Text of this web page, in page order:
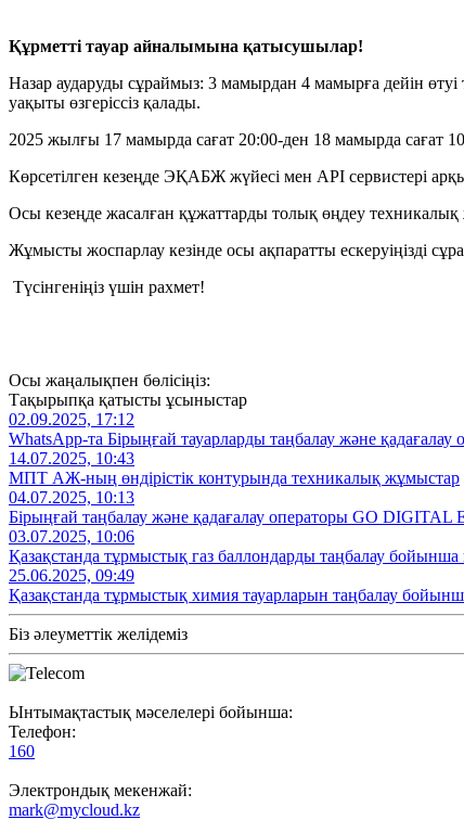
Құрметті тауар айналымына қатысушылар!
Назар аударуды сұраймыз: 3 мамырдан 4 мамырға дейін
уақыты өзгеріссіз қалады.
2025 жылғы 17 мамырда сағат 20:00-ден 18 мамырда сағат
Көрсетілген кезеңде ЭҚАБЖ жүйесі мен API сервистері
Осы кезеңде жасалған құжаттарды толық өңдеу
Жұмысты жоспарлау кезінде осы ақпаратты ескеруіңізді
Түсінгеніңіз үшін рахмет!
Осы жаңалықпен бөлісіңіз:
Тақырыпқа қатысты ұсыныстар
02.09.2025, 17:12
WhatsApp-та Бірыңғай тауарларды таңбалау және қадағалау
14.07.2025, 10:43
МПТ АЖ-ның өндірістік контурында техникалық жұмыстар
04.07.2025, 10:13
Бірыңғай таңбалау және қадағалау операторы GO
03.07.2025, 10:06
Қазақстанда тұрмыстық газ баллондарды таңбалау
25.06.2025, 09:49
Қазақстанда тұрмыстық химия тауарларын таңбалау
Біз әлеуметтік желідеміз
Ынтымақтастық мәселелері бойынша:
Телефон:
160
Электрондық мекенжай:
mark@mycloud.kz